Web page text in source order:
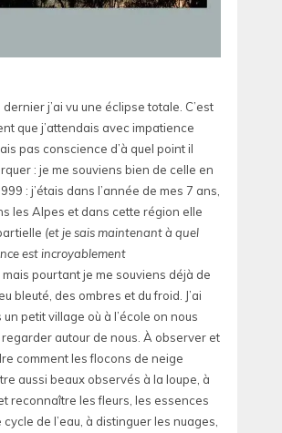
j’ai vu une éclipse totale. C’est
que j’attendais avec impatience
pas conscience d’à quel point il
: je me souviens bien de celle en
: j’étais dans l’année de mes 7 ans,
les Alpes et dans cette région elle
(et je sais maintenant à quel
est incroyablement
mais pourtant je me souviens déjà de
bleuté, des ombres et du froid. J’ai
petit village où à l’école on nous
autour de nous. À observer et
comment les flocons de neige
aussi beaux observés à la loupe, à
reconnaître les fleurs, les essences
cycle de l’eau, à distinguer les nuages,